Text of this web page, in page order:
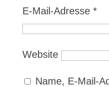
E-Mail-Adresse *
Website
Name, E-Mail-